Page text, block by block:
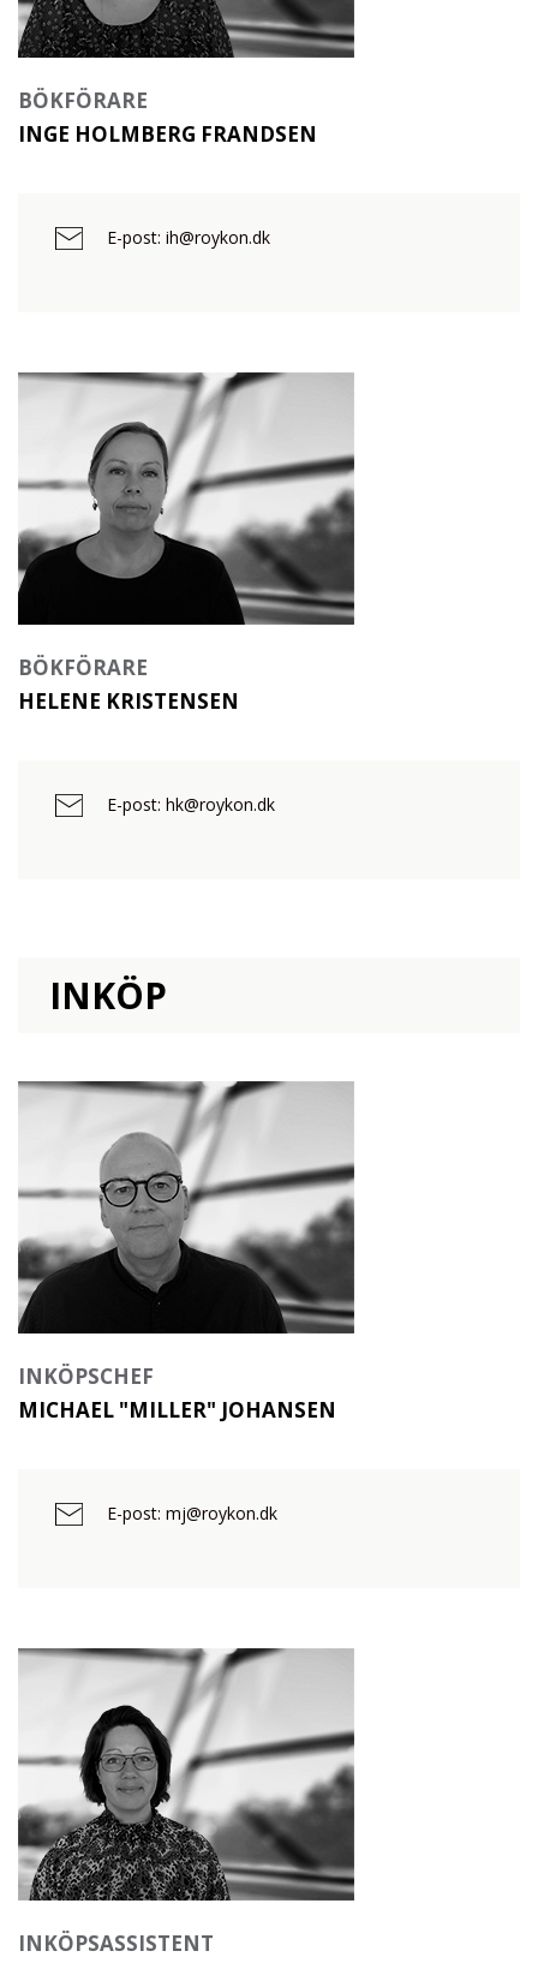
BÖKFÖRARE
INGE HOLMBERG FRANDSEN
E-post: ih@roykon.dk
BÖKFÖRARE
HELENE KRISTENSEN
E-post: hk@roykon.dk
INKÖP
INKÖPSCHEF
MICHAEL "MILLER" JOHANSEN
E-post: mj@roykon.dk
INKÖPSASSISTENT